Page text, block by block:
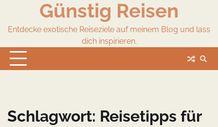
content
Günstig Reisen
Entdecke exotische Reiseziele auf meinem Blog und lass
dich inspirieren.
Schlagwort: Reisetipps für